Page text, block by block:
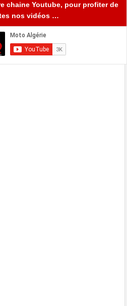
chaine Youtube, pour profiter de
nos vidéos …